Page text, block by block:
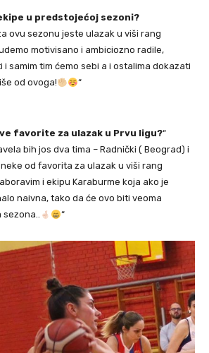
u predstojećoj sezoni?
ovu sezonu jeste ulazak u viši rang
motivisano i ambiciozno radile,
samim tim ćemo sebi a i ostalima dokazati
od ovoga!
“
favorite za ulazak u Prvu ligu?“
bih jos dva tima – Radnički ( Beograd) i
od favorita za ulazak u viši rang
i ekipu Karaburme koja ako je
naivna, tako da će ovo biti veoma
sezona..
“